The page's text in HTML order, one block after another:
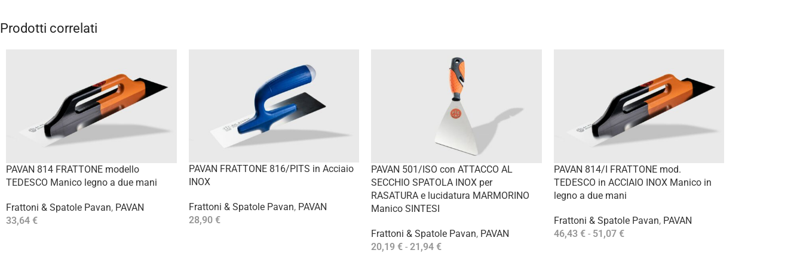
Prodotti correlati
PAVAN 814 FRATTONE modello
TEDESCO Manico legno a due mani
Frattoni & Spatole Pavan, PAVAN
33,64 €
PAVAN FRATTONE 816/PITS in Acciaio
INOX
Frattoni & Spatole Pavan, PAVAN
28,90 €
PAVAN 501/ISO con ATTACCO AL
SECCHIO SPATOLA INOX per
RASATURA e lucidatura MARMORINO
Manico SINTESI
Frattoni & Spatole Pavan, PAVAN
20,19 € - 21,94 €
PAVAN 814/I FRATTONE mod.
TEDESCO in ACCIAIO INOX Manico in
legno a due mani
Frattoni & Spatole Pavan, PAVAN
46,43 € - 51,07 €